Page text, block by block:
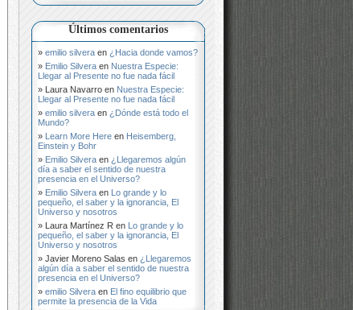
Últimos comentarios
emilio silvera en ¿Hacia donde vamos?
Emilio Silvera en Nuestra Especie:
Llegar al Presente no fue nada fácil
Laura Navarro en Nuestra Especie:
Llegar al Presente no fue nada fácil
emilio silvera en ¿Dónde está todo el
Mundo?
Learn More Here en Heisemberg,
Einstein y Bohr
Emilio Silvera en ¿Llegaremos algún
día a saber el sentido de nuestra
presencia en el Universo?
Emilio Silvera en Lo grande y lo
pequeño, el saber y la ignorancia, El
Universo y nosotros
Laura Martínez R en Lo grande y lo
pequeño, el saber y la ignorancia, El
Universo y nosotros
Javier Moreno Salas en ¿Llegaremos
algún día a saber el sentido de nuestra
presencia en el Universo?
emilio Silvera en El fino equilibrio que
permite la presencia de la Vida